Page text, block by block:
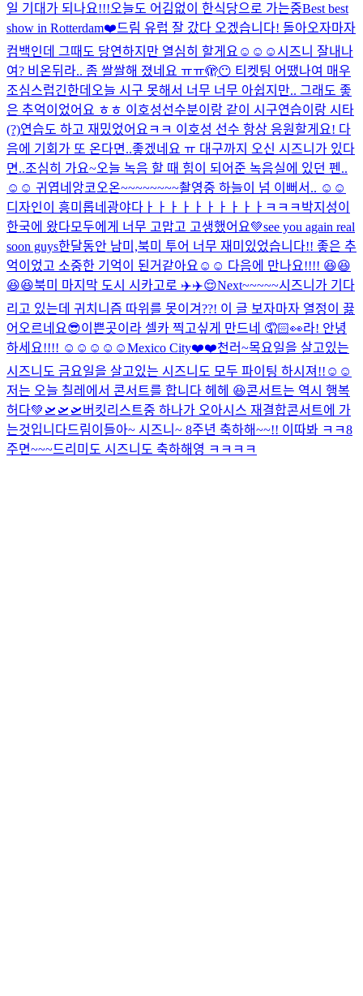
일 기대가 되나요!!!오늘도 어김없이 한식당으로 가는중Best best
show in Rotterdam❤️드림 유럽 잘 갔다 오겠습니다! 돌아오자마자
컴백인데 그때도 당연하지만 열심히 할게요☺️☺️☺️ 시즈니 잘내나
여? 비온뒤라.. 좀 쌀쌀해 졌네요 ㅠㅠ🫣😶 티켓팅 어땠나여 매우
조심스럽긴한데 오늘 시구 못해서 너무 너무 아쉽지만.. 그래도 좋
은 추억이었어요 ㅎㅎ 이호성선수분이랑 같이 시구연습이랑 시타
(?)연습도 하고 재밌었어요ㅋㅋ 이호성 선수 항상 응원할게요! 다
음에 기회가 또 온다면..좋겠네요 ㅠ 대구까지 오신 시즈니가 있다
면..조심히 가요~오늘 녹음 할 때 힘이 되어준 녹음실에 있던 펜..
☺️☺️ 귀엽네 앙코오온~~~~~~~~촬영중 하늘이 넘 이뻐서.. ☺️☺️
디자인이 흥미롭네 광야다ㅏㅏㅏㅏㅏㅏㅏㅏㅏㅏㅋㅋㅋ 박지성이
한국에 왔다모두에게 너무 고맙고 고생했어요💚see you again real
soon guys한달동안 남미,북미 투어 너무 재미있었습니다!! 좋은 추
억이었고 소중한 기억이 된거같아요☺️☺️ 다음에 만나요!!!! 😆😆
😆😆북미 마지막 도시 시카고로 ✈️✈️😌Next~~~~~시즈니가 기다
리고 있는데 귀치니즘 따위를 못이겨??! 이 글 보자마자 열정이 끓
어오르네요😎이쁜곳이라 셀카 찍고싶게 만드네 🤦🏻👀라! 안녕
하세요!!!! ☺️☺️☺️☺️☺️Mexico City❤️❤️천러~목요일을 살고있는
시즈니도 금요일을 살고있는 시즈니도 모두 파이팅 하시져!!☺️☺️
저는 오늘 칠레에서 콘서트를 합니다 헤헤 😆콘서트는 역시 행복
허다💚 🛫🛫🛫버킷리스트중 하나가 오아시스 재결합콘서트에 가
는것입니다드림이들아~ 시즈니~ 8주년 축하해~~!! 이따봐 ㅋㅋ8
주면~~~드리미도 시즈니도 축하해영 ㅋㅋㅋㅋ